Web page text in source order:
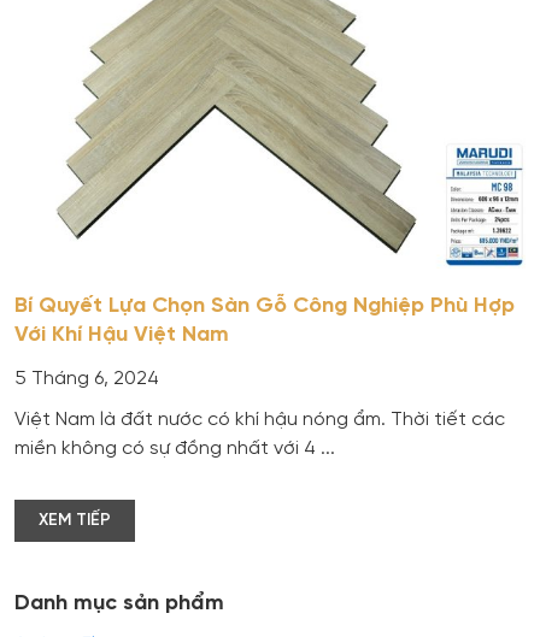
Bí Quyết Lựa Chọn Sàn Gỗ Công Nghiệp Phù Hợp
Với Khí Hậu Việt Nam
5 Tháng 6, 2024
Việt Nam là đất nước có khí hậu nóng ẩm. Thời tiết các
miền không có sự đồng nhất với 4 ...
XEM TIẾP
Danh mục sản phẩm